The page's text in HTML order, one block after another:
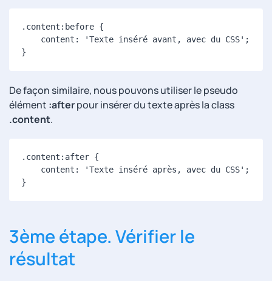
.content:before {
content : 'Texte inséré avant, avec du CSS' ;
}
De façon similaire, nous pouvons utiliser le pseudo
élément :afterpour insérer du texte après la class
.content.
.content:after {
content : 'Texte inséré après, avec du CSS' ;
}
3ème étape. Vérifier le
résultat